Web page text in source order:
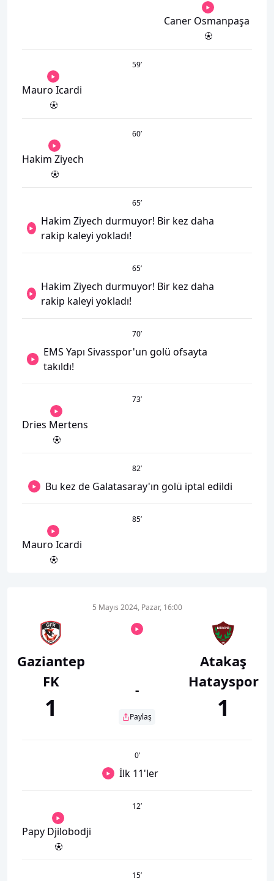
Caner Osmanpaşa
59’
Mauro Icardi
60’
Hakim Ziyech
65’
Hakim Ziyech durmuyor! Bir kez daha
rakip kaleyi yokladı!
65’
Hakim Ziyech durmuyor! Bir kez daha
rakip kaleyi yokladı!
70’
EMS Yapı Sivasspor'un golü ofsayta
takıldı!
73’
Dries Mertens
82’
Bu kez de Galatasaray'ın golü iptal edildi
85’
Mauro Icardi
Gaziantep
FK
1
5 Mayıs 2024, Pazar, 16:00
-
Paylaş
Atakaş
Hatayspor
1
0’
İlk 11'ler
12’
Papy Djilobodji
15’